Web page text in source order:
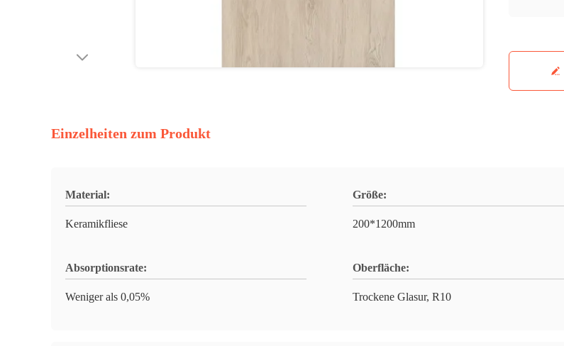
Einzelheiten zum Produkt
Material:
Keramikfliese
Größe:
200*1200mm
Absorptionsrate:
Weniger als 0,05%
Oberfläche:
Trockene Glasur, R10